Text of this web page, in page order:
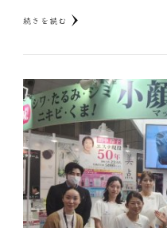
続きを読む